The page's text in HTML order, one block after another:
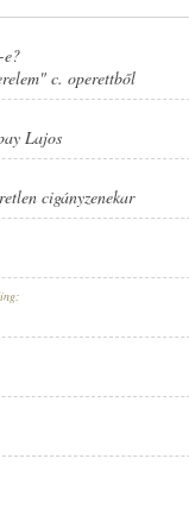
c. operettből
Lajos
cigányzenekar